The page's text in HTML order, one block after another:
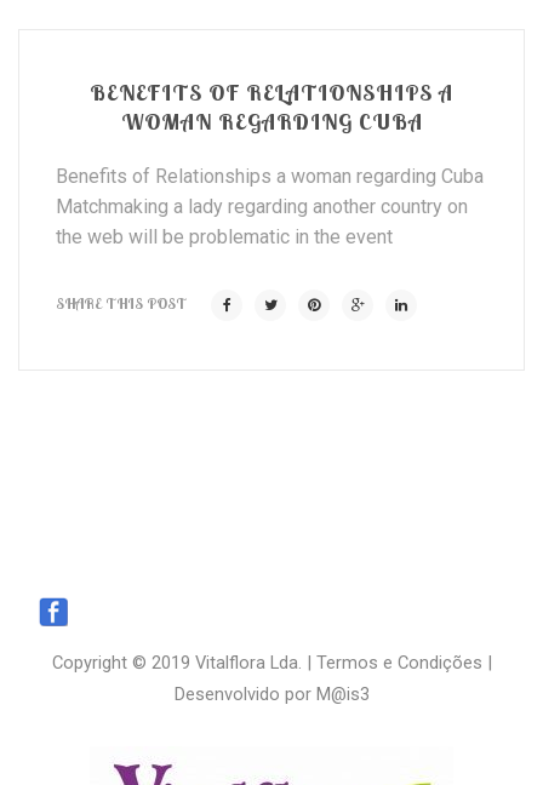
Workshops – Agenda
Processos corporais
Consultas Online
Livros
BENEFITS OF RELATIONSHIPS A
WOMAN REGARDING CUBA
Benefits of Relationships a woman regarding Cuba
Matchmaking a lady regarding another country on
the web will be problematic in the event
SHARE THIS POST
Copyright © 2019 Vitalflora Lda. | Termos e Condições |
Desenvolvido por M@is3